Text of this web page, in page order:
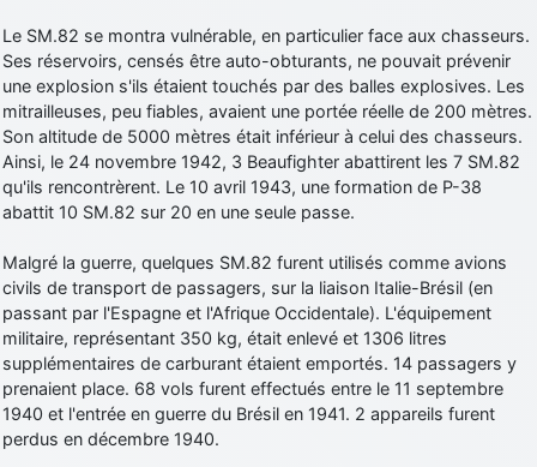
Le SM.82 se montra vulnérable, en particulier face aux chasseurs.
Ses réservoirs, censés être auto-obturants, ne pouvait prévenir
une explosion s'ils étaient touchés par des balles explosives. Les
mitrailleuses, peu fiables, avaient une portée réelle de 200 mètres.
Son altitude de 5000 mètres était inférieur à celui des chasseurs.
Ainsi, le 24 novembre 1942, 3 Beaufighter abattirent les 7 SM.82
qu'ils rencontrèrent. Le 10 avril 1943, une formation de P-38
abattit 10 SM.82 sur 20 en une seule passe.
Malgré la guerre, quelques SM.82 furent utilisés comme avions
civils de transport de passagers, sur la liaison Italie-Brésil (en
passant par l'Espagne et l'Afrique Occidentale). L'équipement
militaire, représentant 350 kg, était enlevé et 1306 litres
supplémentaires de carburant étaient emportés. 14 passagers y
prenaient place. 68 vols furent effectués entre le 11 septembre
1940 et l'entrée en guerre du Brésil en 1941. 2 appareils furent
perdus en décembre 1940.